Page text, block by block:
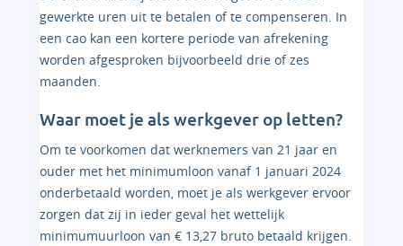
gewerkte uren uit te betalen of te compenseren. In
een cao kan een kortere periode van afrekening
worden afgesproken bijvoorbeeld drie of zes
maanden.
Waar moet je als werkgever op letten?
Om te voorkomen dat werknemers van 21 jaar en
ouder met het minimumloon vanaf 1 januari 2024
onderbetaald worden, moet je als werkgever ervoor
zorgen dat zij in ieder geval het wettelijk
minimumuurloon van € 13,27 bruto betaald krijgen.